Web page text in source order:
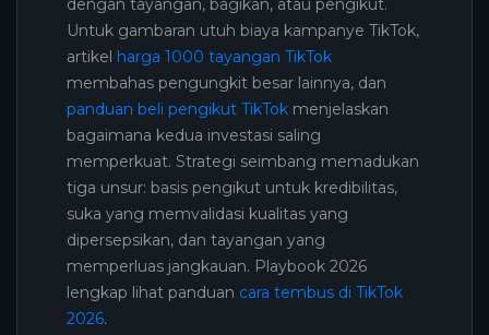
dengan tayangan, bagikan, atau pengikut.
Untuk gambaran utuh biaya kampanye TikTok,
artikel harga 1000 tayangan TikTok
membahas pengungkit besar lainnya, dan
panduan beli pengikut TikTok menjelaskan
bagaimana kedua investasi saling
memperkuat. Strategi seimbang memadukan
tiga unsur: basis pengikut untuk kredibilitas,
suka yang memvalidasi kualitas yang
dipersepsikan, dan tayangan yang
memperluas jangkauan. Playbook 2026
lengkap lihat panduan cara tembus di TikTok
2026.